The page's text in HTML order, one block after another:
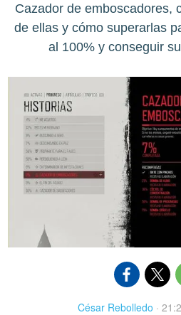
Cazador de emboscadores,
de ellas y cómo superarlas
al 100% y conseguir
César Rebolledo ·